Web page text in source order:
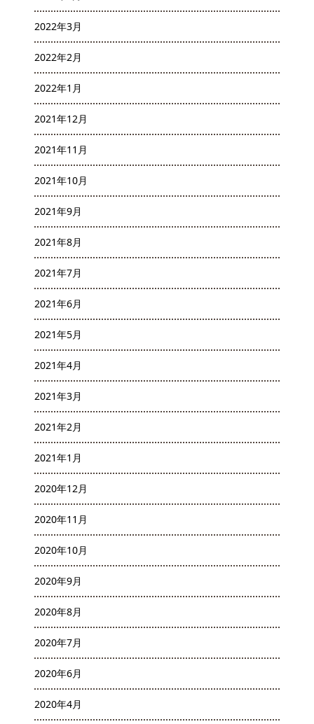
2022年3月
2022年2月
2022年1月
2021年12月
2021年11月
2021年10月
2021年9月
2021年8月
2021年7月
2021年6月
2021年5月
2021年4月
2021年3月
2021年2月
2021年1月
2020年12月
2020年11月
2020年10月
2020年9月
2020年8月
2020年7月
2020年6月
2020年4月